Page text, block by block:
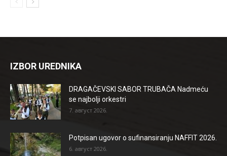
IZBOR UREDNIKA
DRAGAČEVSKI SABOR TRUBAČA Nadmeću
se najbolji orkestri
7. август 2026.
Potpisan ugovor o sufinansiranju NAFFIT 2026.
6. август 2026.